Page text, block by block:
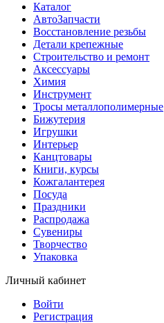
Каталог
АвтоЗапчасти
Восстановление резьбы
Детали крепежные
Строительство и ремонт
Аксессуары
Химия
Инструмент
Тросы металлополимерные
Бижутерия
Игрушки
Интерьер
Канцтовары
Книги, курсы
Кожгалантерея
Посуда
Праздники
Распродажа
Сувениры
Творчество
Упаковка
Личный кабинет
Войти
Регистрация